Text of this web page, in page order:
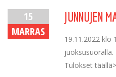
15
MARRAS
JUNNUJEN
19.11.2022 klo
Tulokset täällä>